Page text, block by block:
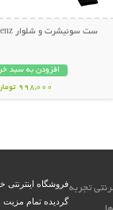
ست سوئیشرت و شلوار Mercedes-Benz
افزودن به سبد
998,000 تومان
تجربهفروشگاه
گردیده تمام